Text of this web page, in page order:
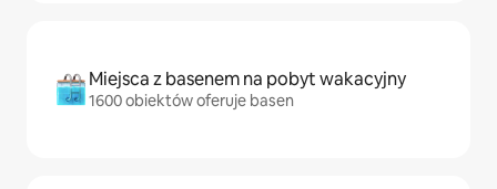
Miejsca z basenem na pobyt wakacyjny
1600 obiektów oferuje basen